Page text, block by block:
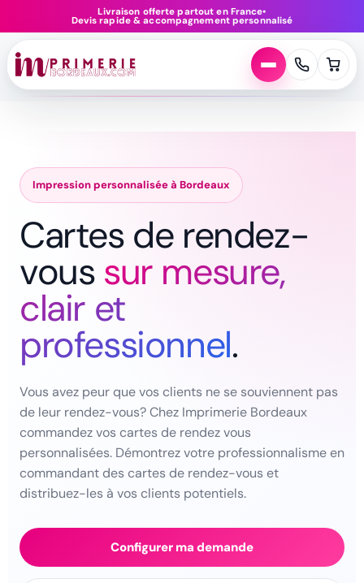
au
contenu
Livraison offerte partout en France•
Devis rapide & accompagnement personnalisé
Impression personnalisée à Bordeaux
Cartes de rendez-
vous sur mesure,
clair et
professionnel.
Vous avez peur que vos clients ne se souviennent pas
de leur rendez-vous? Chez Imprimerie Bordeaux
commandez vos cartes de rendez vous
personnalisées. Démontrez votre professionnalisme en
commandant des cartes de rendez-vous et
distribuez-les à vos clients potentiels.
Configurer ma demande